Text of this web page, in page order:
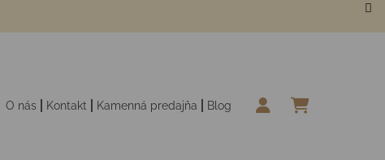
O nás Kontakt Kamenná predajňa Blog